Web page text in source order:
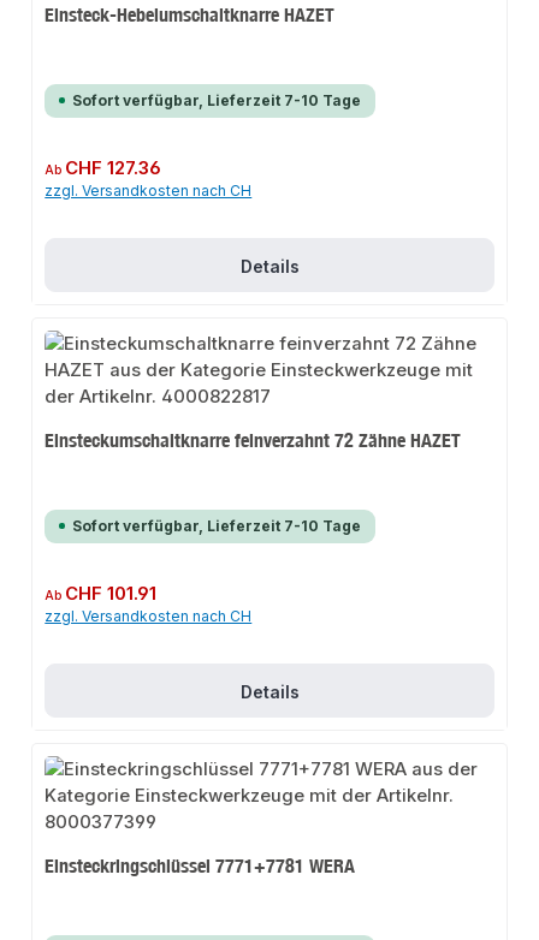
Einsteck-Hebelumschaltknarre HAZET
Sofort verfügbar, Lieferzeit 7-10 Tage
Regulärer Preis:
Ab CHF 127.36
zzgl. Versandkosten nach CH
Details
Einsteckumschaltknarre feinverzahnt 72 Zähne HAZET
Sofort verfügbar, Lieferzeit 7-10 Tage
Regulärer Preis:
Ab CHF 101.91
zzgl. Versandkosten nach CH
Details
Einsteckringschlüssel 7771+7781 WERA